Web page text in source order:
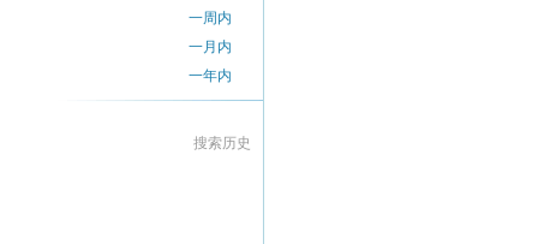
一周内
一月内
一年内
搜索历史